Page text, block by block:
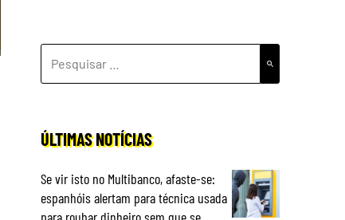
POR:
ÚLTIMAS NOTÍCIAS
Se vir isto no Multibanco, afaste-se:
espanhóis alertam para técnica usada